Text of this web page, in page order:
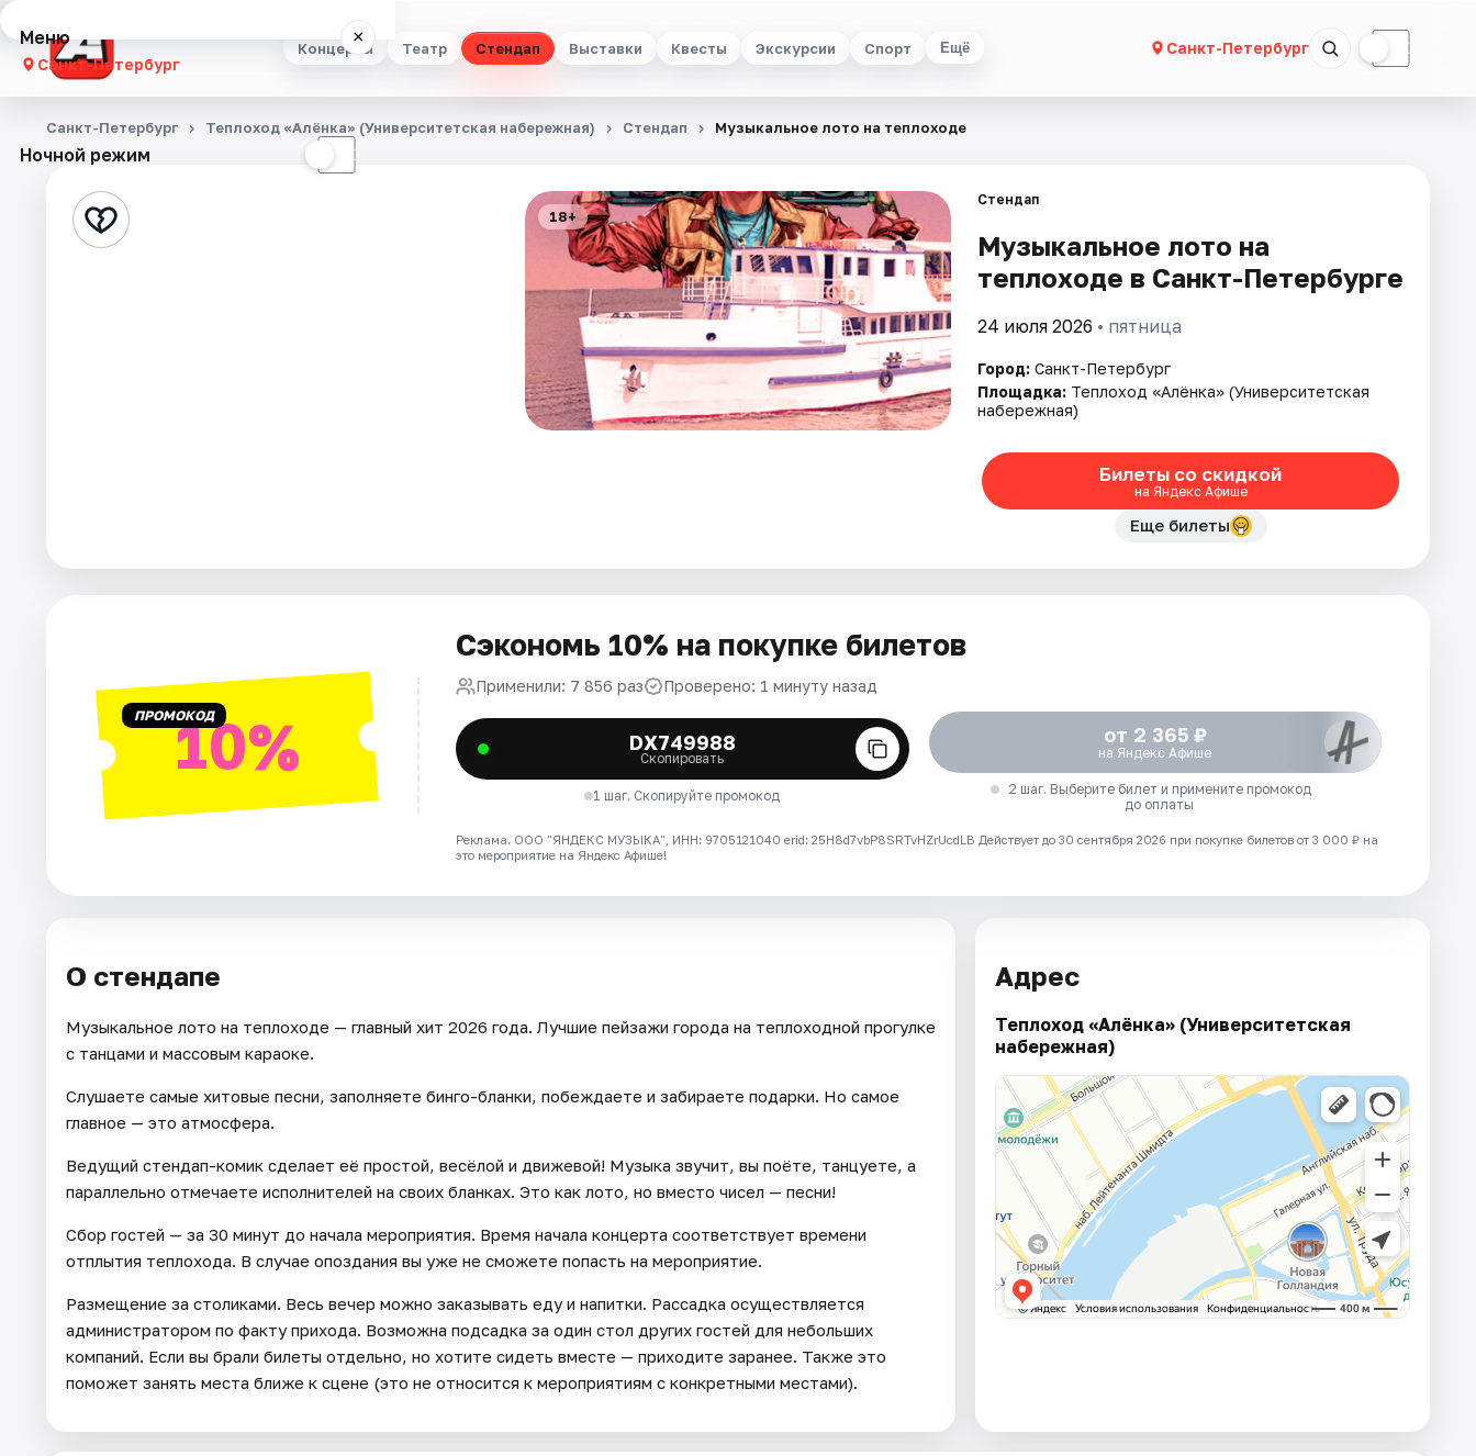
Концерты Театр Стендап Выставки Квесты Экскурсии Спорт Ещё Санкт-Петербург ☾
Меню ×
Санкт-Петербург
Концерты
Стендап
Рейтинги
Ночной режим ☾
Санкт-Петербург Теплоход «Алёнка» (Университетская набережная) Стендап Музыкальное лото на теплоходе
18+
Стендап
Музыкальное лото на
теплоходе в Санкт-Петербурге
24 июля 2026 • пятница
Город: Санкт-Петербург
Площадка: Теплоход «Алёнка» (Университетская
набережная)
Билеты со скидкой
на Яндекс Афише
Еще билеты
ПРОМОКОД10%
Сэкономь 10% на покупке билетов
Применили: 7 856 раз Проверено: 1 минуту назад
DX749988
Скопировать
1 шаг. Скопируйте промокод
от 2 365 ₽
на Яндекс Афише
2 шаг. Выберите билет и примените промокод
до оплаты
Реклама. ООО "ЯНДЕКС МУЗЫКА", ИНН: 9705121040 erid: 25H8d7vbP8SRTvHZrUcdLB Действует до 30 сентября 2026 при покупке билетов от 3 000 ₽ на
это мероприятие на Яндекс Афише!
О стендапе
Музыкальное лото на теплоходе — главный хит 2026 года. Лучшие пейзажи города на теплоходной прогулке
с танцами и массовым караоке.
Слушаете самые хитовые песни, заполняете бинго-бланки, побеждаете и забираете подарки. Но самое
главное — это атмосфера.
Ведущий стендап-комик сделает её простой, весёлой и движевой! Музыка звучит, вы поёте, танцуете, а
параллельно отмечаете исполнителей на своих бланках. Это как лото, но вместо чисел — песни!
Сбор гостей — за 30 минут до начала мероприятия. Время начала концерта соответствует времени
отплытия теплохода. В случае опоздания вы уже не сможете попасть на мероприятие.
Размещение за столиками. Весь вечер можно заказывать еду и напитки. Рассадка осуществляется
администратором по факту прихода. Возможна подсадка за один стол других гостей для небольших
компаний. Если вы брали билеты отдельно, но хотите сидеть вместе — приходите заранее. Также это
поможет занять места ближе к сцене (это не относится к мероприятиям с конкретными местами).
Адрес
Теплоход «Алёнка» (Университетская
набережная)